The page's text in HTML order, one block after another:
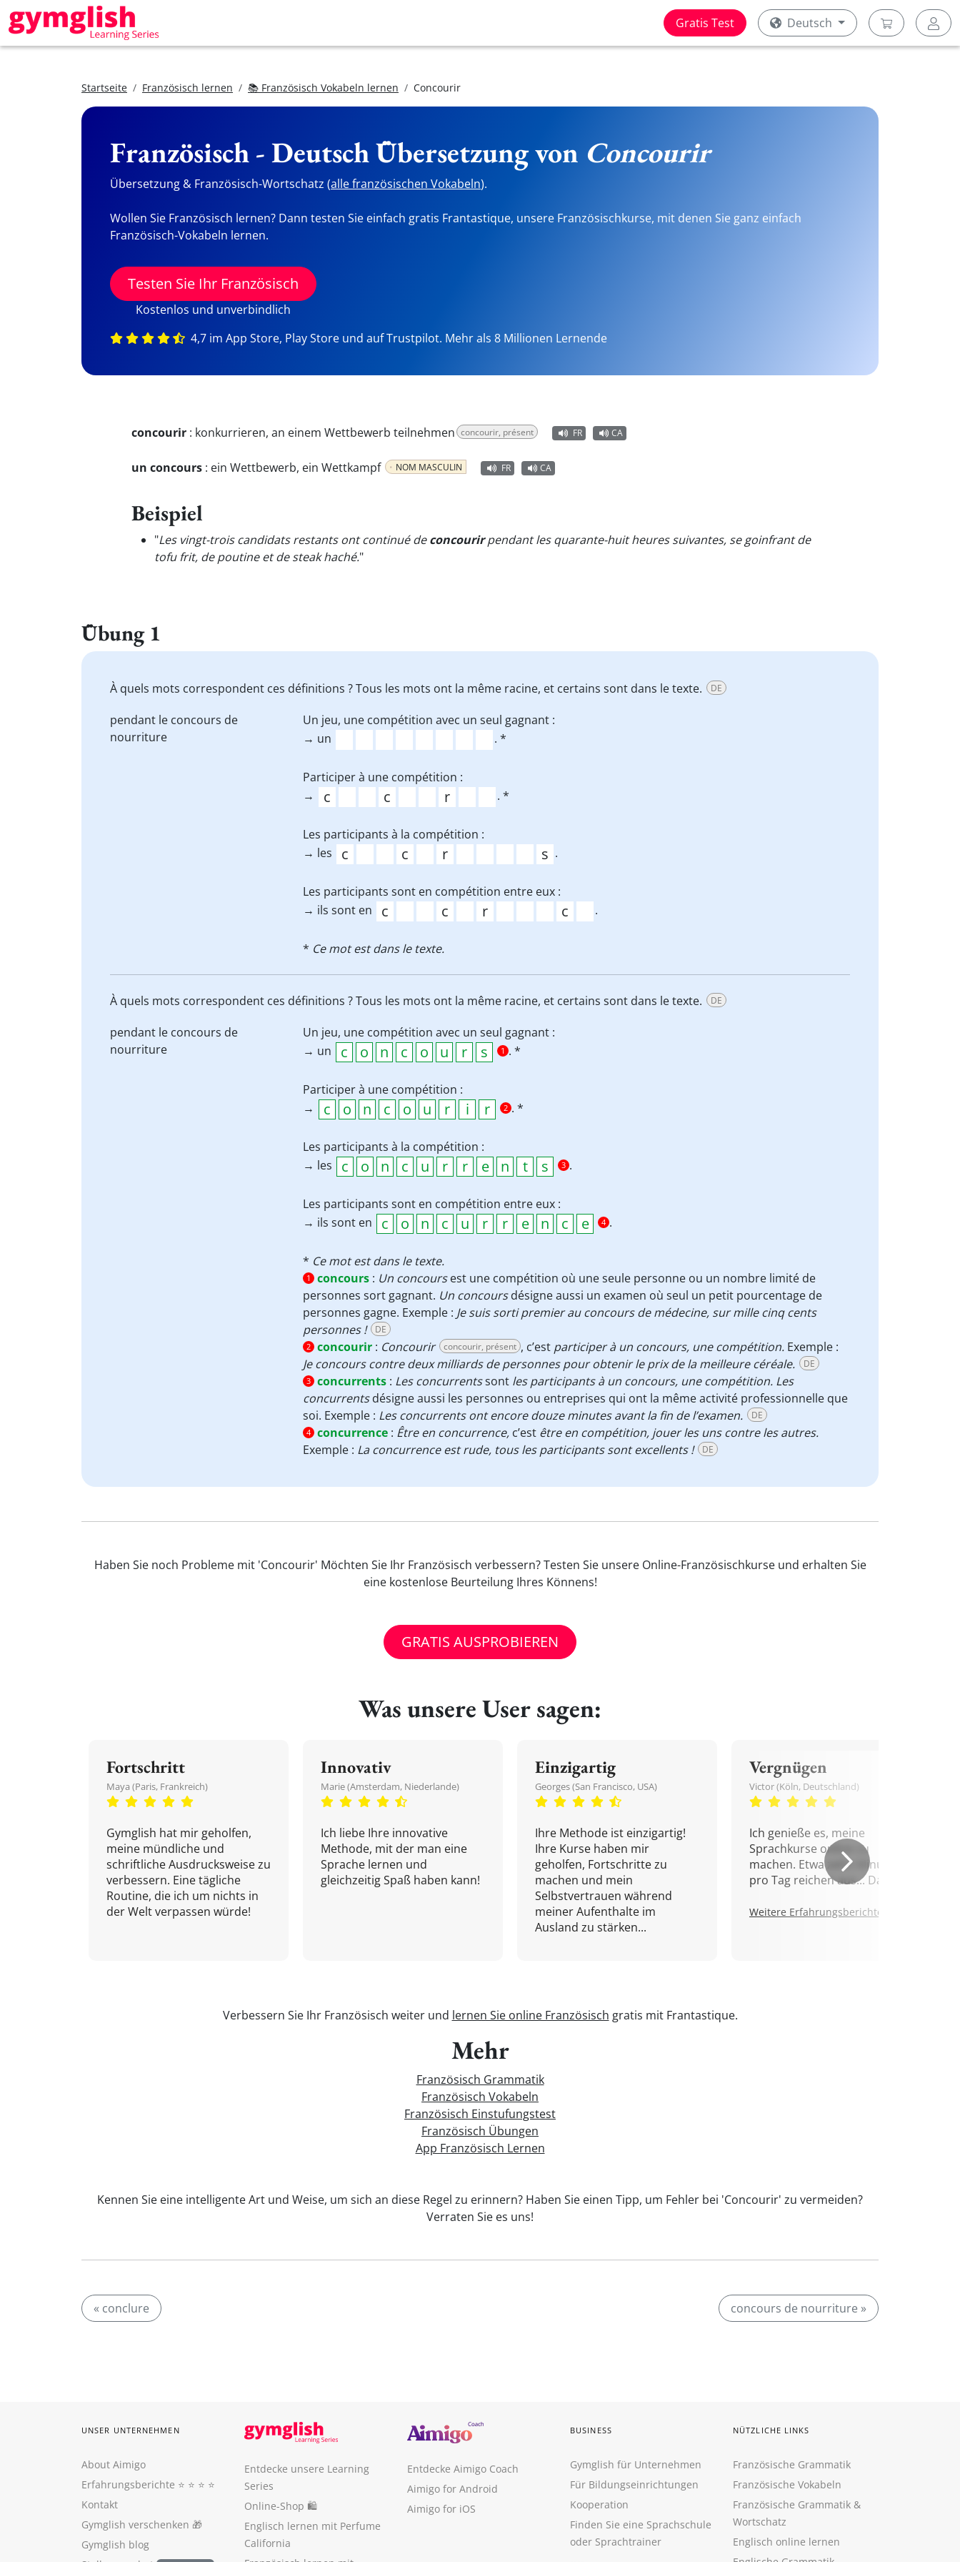
Gratis Test Deutsch
Startseite Französisch lernen 📚 Französisch Vokabeln lernen Concourir
Französisch - Deutsch Übersetzung von Concourir
Übersetzung & Französisch-Wortschatz (alle französischen Vokabeln).
Wollen Sie Französisch lernen? Dann testen Sie einfach gratis Frantastique, unsere Französischkurse, mit denen Sie ganz einfach
Französisch-Vokabeln lernen.
Testen Sie Ihr Französisch
Kostenlos und unverbindlich
4,7 im App Store, Play Store und auf Trustpilot. Mehr als 8 Millionen Lernende
concourir : konkurrieren, an einem Wettbewerb teilnehmen concourir, présent FR CA
un concours : ein Wettbewerb, ein Wettkampf NOM MASCULIN FR CA
Beispiel
"Les vingt-trois candidats restants ont continué deconcourirpendant les quarante-huit heures suivantes, se goinfrant de
tofu frit, de poutine et de steak haché."
Übung 1
À quels mots correspondent ces définitions ? Tous les mots ont la même racine, et certains sont dans le texte. DE
pendant le concours de
nourriture
Un jeu, une compétition avec un seul gagnant :
→ un
. *
Participer à une compétition :
→
. *
Les participants à la compétition :
→ les
.
Les participants sont en compétition entre eux :
→ ils sont en
.
* Ce mot est dans le texte.
À quels mots correspondent ces définitions ? Tous les mots ont la même racine, et certains sont dans le texte. DE
pendant le concours de
nourriture
Un jeu, une compétition avec un seul gagnant :
→ un
1 . *
Participer à une compétition :
→
2 . *
Les participants à la compétition :
→ les
3 .
Les participants sont en compétition entre eux :
→ ils sont en
4 .
* Ce mot est dans le texte.
1 concours : Un concoursest une compétition où une seule personne ou un nombre limité de
personnes sort gagnant. Un concoursdésigne aussi un examen où seul un petit pourcentage de
personnes gagne. Exemple : Je suis sorti premier au concours de médecine, sur mille cinq cents
personnes !
DE
2 concourir : Concourir concourir, présent , c’est participer à un concours, une compétition. Exemple :
Je concours contre deux milliards de personnes pour obtenir le prix de la meilleure céréale.
DE
3 concurrents : Les concurrentssont les participants à un concours, une compétition. Les
concurrentsdésigne aussi les personnes ou entreprises qui ont la même activité professionnelle que
soi. Exemple : Les concurrents ont encore douze minutes avant la fin de l’examen. DE
4 concurrence : Être en concurrence, c’est être en compétition, jouer les uns contre les autres.
Exemple : La concurrence est rude, tous les participants sont excellents ! DE
Haben Sie noch Probleme mit 'Concourir' Möchten Sie Ihr Französisch verbessern? Testen Sie unsere Online-Französischkurse und erhalten Sie
eine kostenlose Beurteilung Ihres Könnens!
GRATIS AUSPROBIEREN
Was unsere User sagen:
Fortschritt
Maya (Paris, Frankreich)
Gymglish hat mir geholfen,
meine mündliche und
schriftliche Ausdrucksweise zu
verbessern. Eine tägliche
Routine, die ich um nichts in
der Welt verpassen würde!
Innovativ
Marie (Amsterdam, Niederlande)
Ich liebe Ihre innovative
Methode, mit der man eine
Sprache lernen und
gleichzeitig Spaß haben kann!
Einzigartig
Georges (San Francisco, USA)
Ihre Methode ist einzigartig!
Ihre Kurse haben mir
geholfen, Fortschritte zu
machen und mein
Selbstvertrauen während
meiner Aufenthalte im
Ausland zu stärken...
Vergnügen
Victor (Köln, Deutschland)
Ich genieße es, meine
Sprachkurse online zu
machen. Etwa zehn Minuten
pro Tag reichen aus... Danke!
Weitere Erfahrungsberichte.
Verbessern Sie Ihr Französisch weiter und lernen Sie online Französisch gratis mit Frantastique.
Mehr
Französisch Grammatik
Französisch Vokabeln
Französisch Einstufungstest
Französisch Übungen
App Französisch Lernen
Kennen Sie eine intelligente Art und Weise, um sich an diese Regel zu erinnern? Haben Sie einen Tipp, um Fehler bei 'Concourir' zu vermeiden?
Verraten Sie es uns!
« conclure concours de nourriture »
UNSER UNTERNEHMEN
About Aimigo
Erfahrungsberichte ⭐️ ⭐️ ⭐️ ⭐️
Kontakt
Gymglish verschenken 🎁
Gymglish blog
Entdecke unsere Learning
Series
Online-Shop 🛍
Englisch lernen mit Perfume
California
Entdecke Aimigo Coach
Aimigo for Android
Aimigo for iOS
BUSINESS
Gymglish für Unternehmen
Für Bildungseinrichtungen
Kooperation
Finden Sie eine Sprachschule
oder Sprachtrainer
NÜTZLICHE LINKS
Französische Grammatik
Französische Vokabeln
Französische Grammatik &
Wortschatz
Englisch online lernen